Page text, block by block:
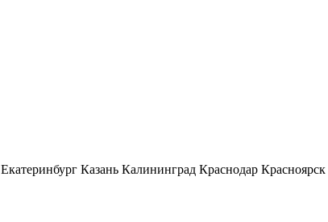
Екатеринбург Казань Калининград Краснодар Красноярск